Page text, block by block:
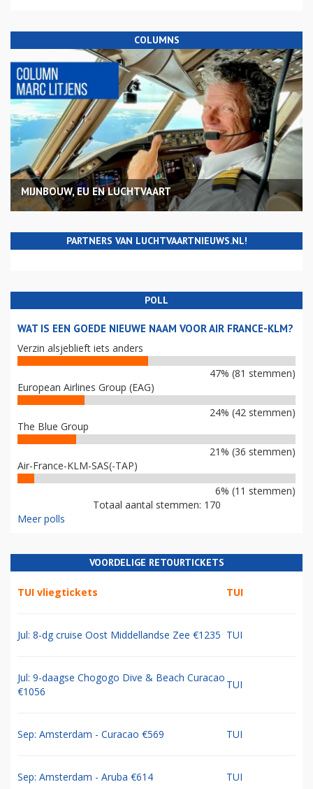
COLUMNS
MIJNBOUW, EU EN LUCHTVAART
PARTNERS VAN LUCHTVAARTNIEUWS.NL!
POLL
WAT IS EEN GOEDE NIEUWE NAAM VOOR AIR FRANCE-KLM?
Verzin alsjeblieft iets anders
47% (81 stemmen)
European Airlines Group (EAG)
24% (42 stemmen)
The Blue Group
21% (36 stemmen)
Air-France-KLM-SAS(-TAP)
6% (11 stemmen)
Totaal aantal stemmen: 170
Meer polls
VOORDELIGE RETOURTICKETS
TUI vliegtickets TUI
Jul: 8-dg cruise Oost Middellandse Zee €1235 TUI
Jul: 9-daagse Chogogo Dive & Beach Curacao
€1056
TUI
Sep: Amsterdam - Curacao €569 TUI
Sep: Amsterdam - Aruba €614 TUI